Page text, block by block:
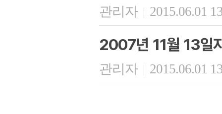
관리자 | 2015.06.01
2007년 11월 13일
관리자 | 2015.06.01